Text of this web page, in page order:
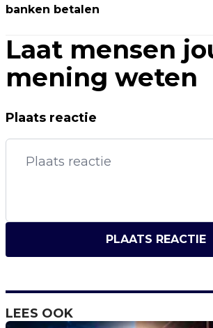
banken betalen
Laat mensen
mening weten
Plaats reactie
PLAATS REACTIE
LEES OOK